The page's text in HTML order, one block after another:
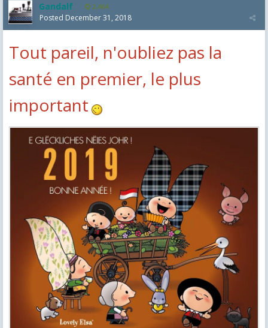
Gandalf 2,464
Posted December 31, 2018
Tout pareil, n'oubliez pas la
santé en premier, le plus
important